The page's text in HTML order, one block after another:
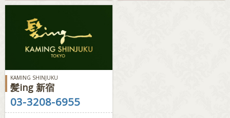
KAMING SHINJUKU
髪ing 新宿
03-3208-6955